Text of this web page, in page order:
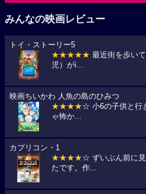
みんなの映画レビュー
トイ・ストーリー5
★★★★★ 最近街を歩い
児）がi...
映画ちいかわ 人魚の島のひみつ
★★★★☆ 小6の子供と行
ゃ怖か...
カプリコン・1
★★★★☆ ずいぶん前に
たです。作...